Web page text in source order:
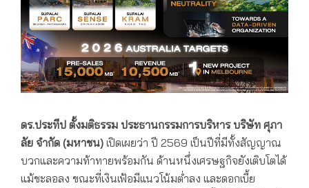
ดร.ประทีป ตั้งมติธรรม ประธานกรรมการบริหาร บริษัท ศุภา
ลัย จำกัด (มหาชน) เปิดเผยว่า ปี 2569 เป็นปีที่มีทั้งสัญญาณ
บวกและความท้าทายพร้อมกัน ด้านหนึ่งเศรษฐกิจยังเติบโตได้
แม้ชะลอลง ขณะที่เงินเฟ้อมีแนวโน้มต่ำลง และดอกเบี้ย